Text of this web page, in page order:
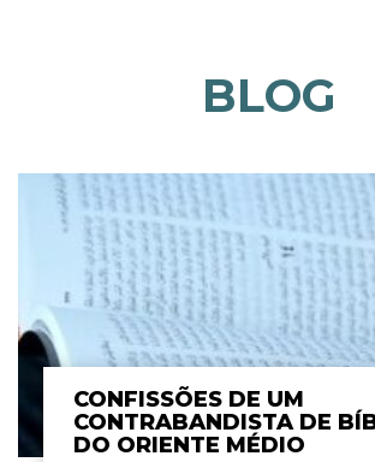
BLOG
CONFISSÕES DE UM
CONTRABANDISTA DE
DO ORIENTE MÉDIO